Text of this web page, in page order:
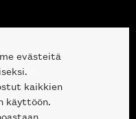
evästeitä
kaikkien
käyttöön.